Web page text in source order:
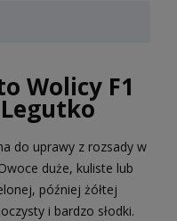
Wolicy F1
do uprawy z rozsady w
duże, kuliste lub
później żółtej
i bardzo słodki.